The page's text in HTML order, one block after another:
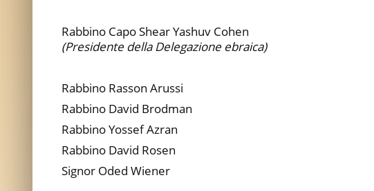
Rabbino Capo Shear Yashuv Cohen
(Presidente della Delegazione ebraica)
Rabbino Rasson Arussi
Rabbino David Brodman
Rabbino Yossef Azran
Rabbino David Rosen
Signor Oded Wiener